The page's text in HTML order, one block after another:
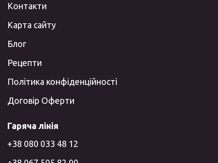
Контакти
Карта сайту
Блог
Рецепти
Політика конфіденційності
Договір Оферти
Гаряча лінія
+38 080 033 48 12